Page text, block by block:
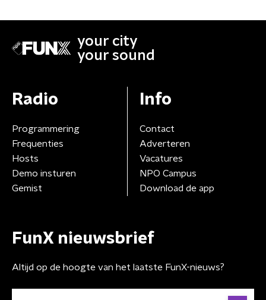
your city
your sound
Radio
Programmering
Frequenties
Hosts
Demo insturen
Gemist
Info
Contact
Adverteren
Vacatures
NPO Campus
Download de app
FunX nieuwsbrief
Altijd op de hoogte van het laatste FunX-nieuws?